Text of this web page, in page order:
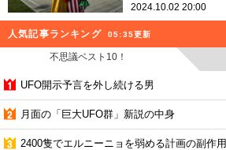
2024.10.02 20:00
人気記事ランキング 05:35更新
不思議ベスト10！
UFO開示予言を外し続ける男
月面の「巨大UFO群」新説の中身
2400隻でエルニーニョを弱める計画の副作用